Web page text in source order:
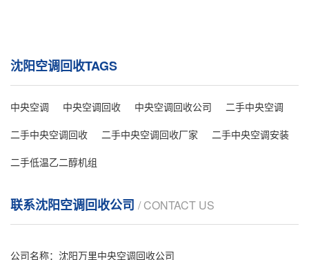
沈阳空调回收TAGS
中央空调 中央空调回收 中央空调回收公司
二手中央空调
二手中央空调回收
二手中央空调回收厂家
二手中央空调安装
二手低温乙二醇机组
联系沈阳空调回收公司 / CONTACT US
公司名称：沈阳万里中央空调回收公司